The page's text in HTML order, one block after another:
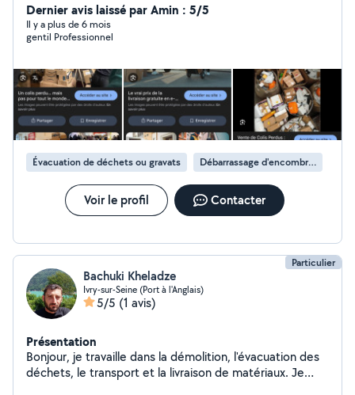
Dernier avis laissé par Amin : 5/5
Il y a plus de 6 mois
gentil Professionnel
Évacuation de déchets ou gravats Débarrassage d'encombrants
Voir le profil Contacter
Particulier
Bachuki Kheladze
Ivry-sur-Seine (Port à l'Anglais)
5/5 (1 avis)
Présentation
Bonjour, je travaille dans la démolition, l'évacuation des
déchets, le transport et la livraison de matériaux. Je